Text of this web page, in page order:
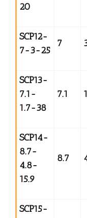
20
SCP12-
7-3-25
7
SCP13-
7.1-
1.7-38
7.1
SCP14-
8.7-
4.8-
15.9
8.7
SCP15-